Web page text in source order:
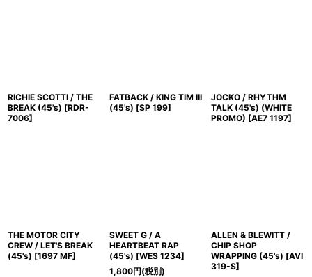
RICHIE SCOTTI / THE
BREAK (45's) [RDR-
7006]
FATBACK / KING TIM III
(45's) [SP 199]
JOCKO / RHYTHM
TALK (45's) (WHITE
PROMO) [AE7 1197]
THE MOTOR CITY
CREW / LET'S BREAK
(45's) [1697 MF]
SWEET G / A
HEARTBEAT RAP
(45's) [WES 1234]
1,800円(税別)
ALLEN & BLEWITT /
CHIP SHOP
WRAPPING (45's) [AVI
319-S]